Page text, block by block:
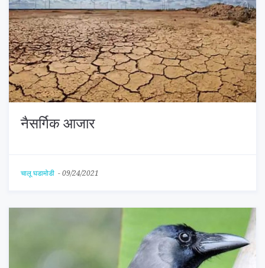
नैसर्गिक आजार
चालू घडामोडी - 09/24/2021